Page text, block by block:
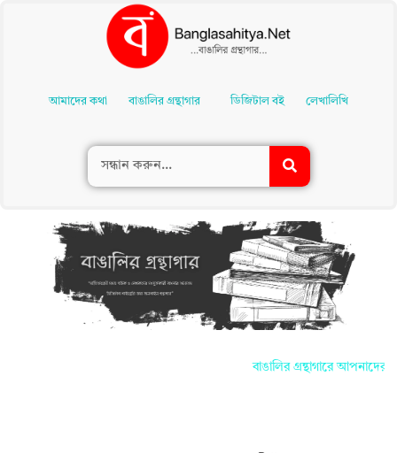
Contentআমাদের কথা বাঙালির গ্রন্থাগার ডিজিটাল বই লেখালিখি
বাঙালির গ্রন্থাগারে আপনাদের সকলকে